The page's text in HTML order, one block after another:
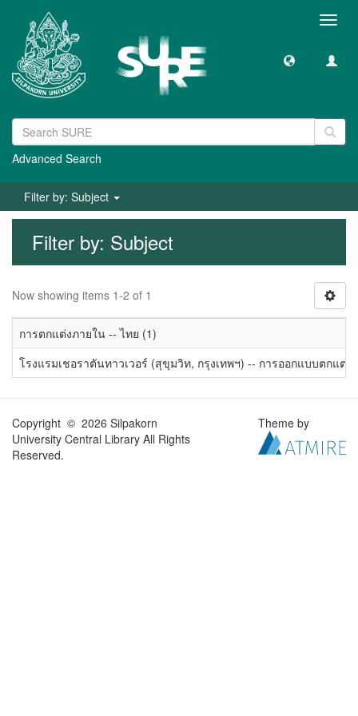
Advanced Search
Filter by: Subject
Filter by: Subject
Now showing items 1-2 of 1
การตกแต่งภายใน -- ไทย (1)
โรงแรมเชอราตันทาวเวอร์ (สุขุมวิท, กรุงเทพฯ) -- การออกแบบตกแต่ง
Copyright © 2026 Silpakorn
University Central Library All Rights
Reserved.
Theme by